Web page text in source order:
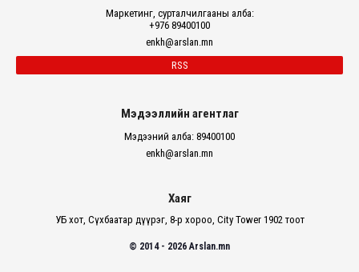
Маркетинг, сурталчилгааны алба:
+976 89400100
enkh@arslan.mn
RSS
Мэдээллийн агентлаг
Мэдээний алба: 89400100
enkh@arslan.mn
Хаяг
УБ хот, Сүхбаатар дүүрэг, 8-р хороо, City Tower 1902 тоот
© 2014 - 2026 Arslan.mn